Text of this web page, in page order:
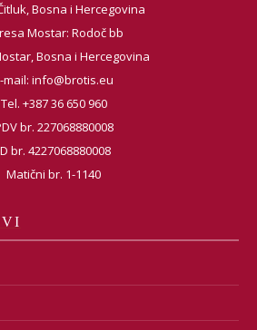
Bosna i Hercegovina
Mostar: Rodoč bb
Bosna i Hercegovina
mail: info@brotis.eu
Tel. +387 36 650 960
br. 227068880008
br. 4227068880008
Matični br. 1-1140